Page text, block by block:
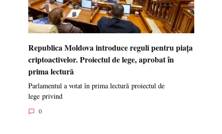
Republica Moldova introduce reguli pentru piața
criptoactivelor. Proiectul de lege, aprobat în
prima lectură
Parlamentul a votat în prima lectură proiectul de
lege privind
0